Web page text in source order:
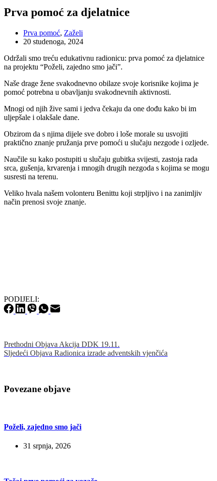
Prva pomoć za djelatnice
Prva pomoć, Zaželi
20 studenoga, 2024
Održali smo treću edukativnu radionicu: prva pomoć za djelatnice
na projektu “Poželi, zajedno smo jači”.
Naše drage žene svakodnevno obilaze svoje korisnike kojima je
pomoć potrebna u obavljanju svakodnevnih aktivnosti.
Mnogi od njih žive sami i jedva čekaju da one dođu kako bi im
uljepšale i olakšale dane.
Obzirom da s njima dijele sve dobro i loše morale su usvojiti
praktično znanje pružanja prve pomoći u slučaju nezgode i ozljede.
Naučile su kako postupiti u slučaju gubitka svijesti, zastoja rada
srca, gušenja, krvarenja i mnogih drugih nezgoda s kojima se mogu
susresti na terenu.
Veliko hvala našem volonteru Benittu koji strpljivo i na zanimljiv
način prenosi svoje znanje.
PODIJELI:
Prethodni Objava Akcija DDK 19.11.
Sljedeći Objava Radionica izrade adventskih vjenčića
Povezane objave
Poželi, zajedno smo jači
31 srpnja, 2026